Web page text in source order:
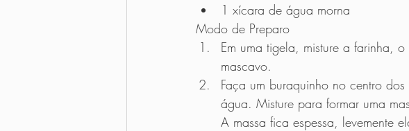
1 xícara de água morna
Modo de Preparo
Em uma tigela, misture a farinha,
mascavo.
Faça um buraquinho no centro
água. Misture para formar uma
A massa fica espessa, levemente